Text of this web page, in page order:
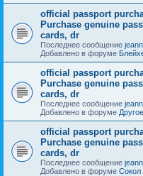
official passport
Purchase genuine
cards, dr
Последнее сообщение
Добавлено в форуме
official passport
Purchase genuine
cards, dr
Последнее сообщение
Добавлено в форуме Другое
official passport
Purchase genuine
cards, dr
Последнее сообщение
Добавлено в форуме Сокол